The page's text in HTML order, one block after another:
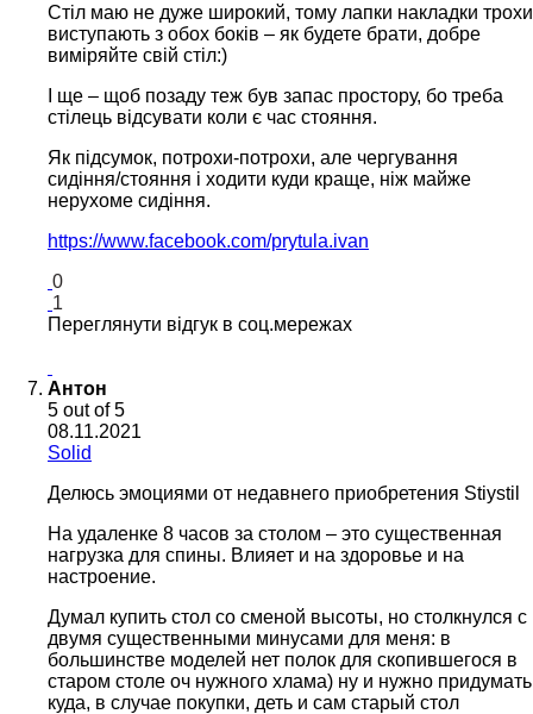
Стіл маю не дуже широкий, тому лапки накладки трохи
виступають з обох боків – як будете брати, добре
виміряйте свій стіл:)
І ще – щоб позаду теж був запас простору, бо треба
стілець відсувати коли є час стояння.
Як підсумок, потрохи-потрохи, але чергування
сидіння/стояння і ходити куди краще, ніж майже
нерухоме сидіння.
https://www.facebook.com/prytula.ivan
0
1
Переглянути відгук в соц.мережах
Антон
5 out of 5
08.11.2021
Solid
Делюсь эмоциями от недавнего приобретения Stiystil
На удаленке 8 часов за столом – это существенная
нагрузка для спины. Влияет и на здоровье и на
настроение.
Думал купить стол со сменой высоты, но столкнулся с
двумя существенными минусами для меня: в
большинстве моделей нет полок для скопившегося в
старом столе оч нужного хлама) ну и нужно придумать
куда, в случае покупки, деть и сам старый стол